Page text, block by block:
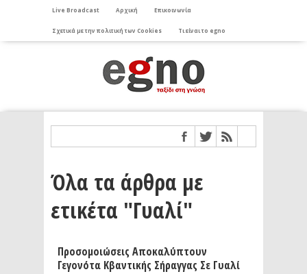
Live Broadcast Αρχική Επικοινωνία
Σχετικά με την πολιτική των Cookies Τι είναι το egno
Όλα τα άρθρα με
ετικέτα "Γυαλί"
Προσομοιώσεις Αποκαλύπτουν
Γεγονότα Κβαντικής Σήραγγας Σε Γυαλί